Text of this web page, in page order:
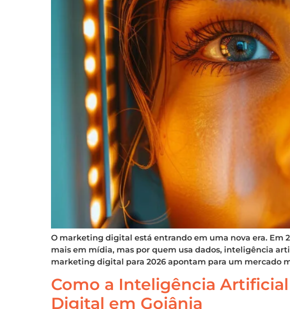
O marketing digital está entrando em uma nova era. Em
mais em mídia, mas por quem usa dados, inteligência
marketing digital para 2026 apontam para um mercado
Como a Inteligência
Digital em Goiânia